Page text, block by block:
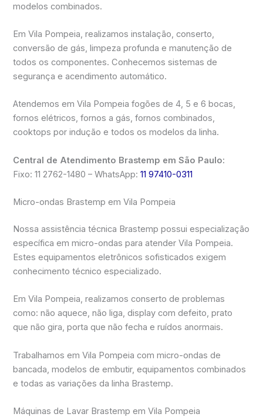
modelos combinados.
Em Vila Pompeia, realizamos instalação, conserto,
conversão de gás, limpeza profunda e manutenção de
todos os componentes. Conhecemos sistemas de
segurança e acendimento automático.
Atendemos em Vila Pompeia fogões de 4, 5 e 6 bocas,
fornos elétricos, fornos a gás, fornos combinados,
cooktops por indução e todos os modelos da linha.
Central de Atendimento Brastemp em São Paulo:
Fixo: 11 2762-1480 – WhatsApp:11 97410-0311
Micro-ondas Brastemp em Vila Pompeia
Nossa assistência técnica Brastemp possui especialização
específica em micro-ondas para atender Vila Pompeia.
Estes equipamentos eletrônicos sofisticados exigem
conhecimento técnico especializado.
Em Vila Pompeia, realizamos conserto de problemas
como: não aquece, não liga, display com defeito, prato
que não gira, porta que não fecha e ruídos anormais.
Trabalhamos em Vila Pompeia com micro-ondas de
bancada, modelos de embutir, equipamentos combinados
e todas as variações da linha Brastemp.
Máquinas de Lavar Brastemp em Vila Pompeia